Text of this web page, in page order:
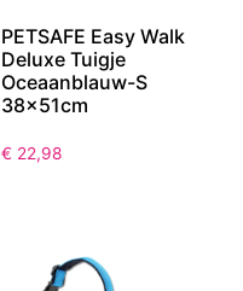
PETSAFE Easy Walk
Deluxe Tuigje
Oceaanblauw-S
38x51cm
€ 22,98